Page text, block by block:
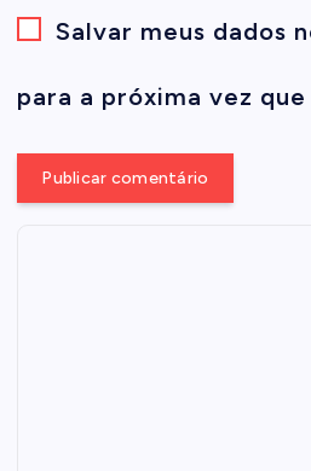
Salvar meus dados
para a próxima vez